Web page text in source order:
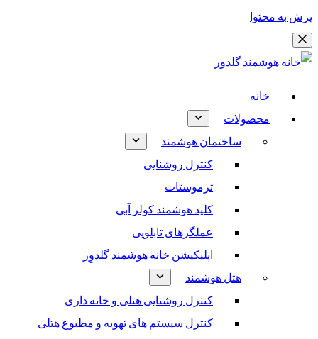
پرش به محتوا
خانه
محصولات
ساختمان هوشمند
کنترل روشنایی
ترموستات
کلید هوشمند کولر آبی
عملگرهای تابلویی
اپلیکیشن خانه هوشمند گلدوِر
هتل هوشمند
کنترل روشنایی هتلی و خانه داری
کنترل سیستم های تهویه و مطبوع هتلی